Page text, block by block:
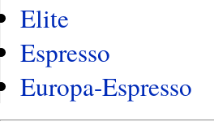
Elite
Espresso
Europa-Espresso